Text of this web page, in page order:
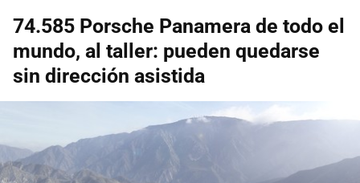
74.585 Porsche Panamera de todo el
mundo, al taller: pueden quedarse
sin dirección asistida